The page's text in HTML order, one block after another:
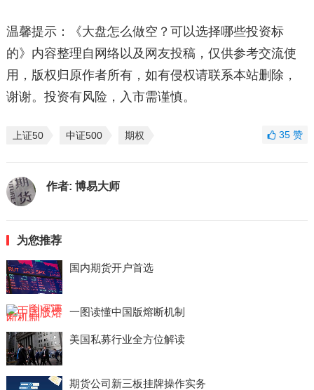
温馨提示：《大盘怎么做空？可以选择哪些投资标
的》内容整理自网络以及网友投稿，仅供参考交流使
用，版权归原作者所有，如有侵权请联系本站删除，
谢谢。投资有风险，入市需谨慎。
上证50 中证500 期权 35赞
作者: 博易大师
为您推荐
国内期货开户首选
一图读懂中国版熔断机制
美国私募行业全方位解读
期货公司新三板挂牌操作实务